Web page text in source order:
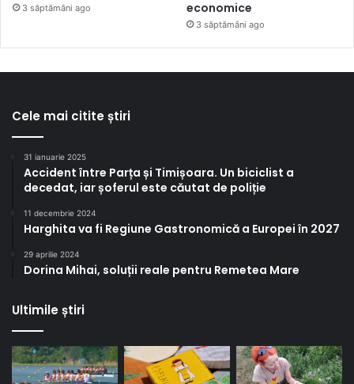
3 săptămâni ago
economice
3 săptămâni ago
Cele mai citite știri
31 ianuarie 2025
Accident între Parța și Timișoara. Un biciclist a
decedat, iar șoferul este căutat de poliție
11 decembrie 2024
Harghita va fi Regiune Gastronomică a Europei în 2027
29 aprilie 2024
Dorina Mihai, soluții reale pentru Remetea Mare
Ultimile știri